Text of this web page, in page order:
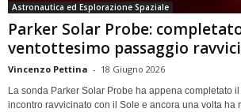
Astronautica ed Esplorazione Spaziale
Parker Solar Probe:
ventottesimo passaggio
Vincenzo Pettina - 18 Giugno 2026
La sonda Parker Solar Probe ha appena completato
incontro ravvicinato con il Sole e ancora una volta ha